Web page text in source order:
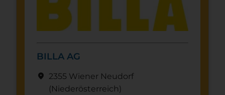
BILLA AG
location_on 2355 Wiener Neudorf
(Nieder­österreich)